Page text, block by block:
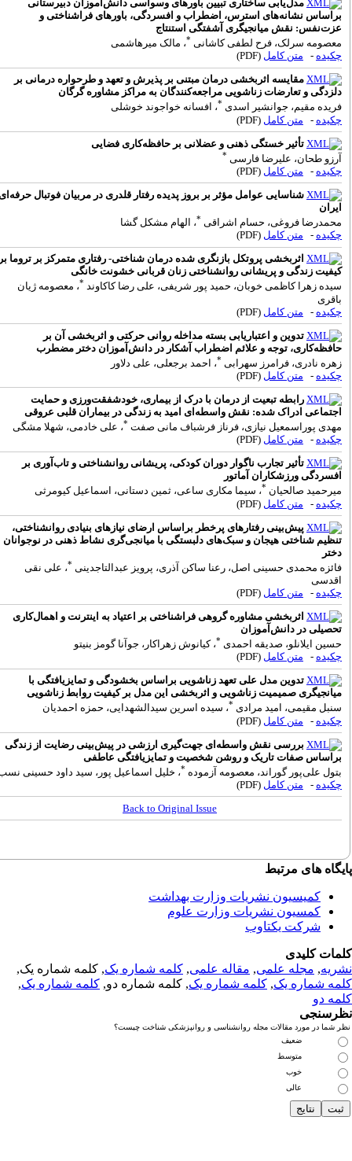
مدل‌یابی ساختاری تبیین باورهای وسواسی دانش‌آموزان دبیرستانی
براساس نشانه‌های استرس، اضطراب و افسردگی، باورهای فراشناختی و
عزت‌نفس: نقش میانجیگری آشفتگی استنتاج
معصومه سرلک، فرح لطفی کاشانی ، مالک میرهاشمی
چکیده - متن کامل(PDF)
مقایسه اثربخشی درمان مبتنی بر پذیرش و تعهد و طرحواره درمانی بر
دلزدگی و تعارضات زناشویی مراجعه‌کنندگان به مراکز مشاوره گرگان
فریده مقیم، جوانشیر اسدی ، افسانه خواجوند خوشلی
چکیده - متن کامل(PDF)
تأثیر خستگی ذهنی و عضلانی بر حافظه‌کاری فضایی
آرزو طحان، علیرضا فارسی
چکیده - متن کامل(PDF)
شناسایی عوامل مؤثر بر بروز پدیده رفتار قلدری در مربیان فوتبال حرفه‌ای
ایران
محمدرضا فروغی، حسام اشراقی ، الهام مشکل گشا
چکیده - متن کامل(PDF)
اثربخشی پروتکل بازنگری شده درمان شناختی- رفتاری متمرکز بر تروما بر
کیفیت زندگی و پریشانی روانشناختی زنان قربانی خشونت خانگی
سیده زهرا کاظمی خوبان، حمید پور شریفی، علی رضا کاکاوند ، معصومه ژیان
باقری
چکیده - متن کامل(PDF)
تدوین و اعتباریابی بسته مداخله روانی حرکتی و اثربخشی آن بر
حافظه‌کاری، توجه و علائم اضطراب آشکار در دانش‌آموزان دختر مضطرب
زهره نادری، فرامرز سهرابی ، احمد برجعلی، علی دلاور
چکیده - متن کامل(PDF)
رابطه تبعیت از درمان با درک از بیماری، خودشفقت‌ورزی و حمایت
اجتماعی ادراک شده: نقش واسطه‌ای امید به زندگی در بیماران قلبی عروقی
مهدی پوراسمعیل نیازی، فرناز فرشباف مانی صفت ، علی خادمی، شهلا مشگی
چکیده - متن کامل(PDF)
تأثیر تجارب ناگوار دوران کودکی، پریشانی روانشناختی و تاب‌آوری بر
افسردگی ورزشکاران آماتور
میرحمید صالحیان ، سیما مکاری ساعی، ثمین دستانی، اسماعیل کیومرثی
چکیده - متن کامل(PDF)
پیش‌بینی رفتارهای پرخطر براساس ارضای نیازهای بنیادی روانشناختی،
تنظیم شناختی هیجان و سبک‌های دلبستگی با میانجی‌گری نشاط ذهنی در نوجوانان
دختر
فائزه محمدی حسینی اصل، رعنا ساکن آذری، پرویز عبدالتاجدینی ، علی نقی
اقدسی
چکیده - متن کامل(PDF)
اثربخشی مشاوره گروهی فراشناختی بر اعتیاد به اینترنت و اهمال‌کاری
تحصیلی در دانش‌آموزان
حسین ایلانلو، صدیقه احمدی ، کیانوش زهراکار، جوآنا گومز بنیتو
چکیده - متن کامل(PDF)
تدوین مدل علی تعهد زناشویی براساس بخشودگی و تمایزیافتگی با
میانجیگری صمیمیت زناشویی و اثربخشی این مدل بر کیفیت روابط زناشویی
سنبل مقیمی، امید مرادی ، سیده اسرین سیدالشهدایی، حمزه احمدیان
چکیده - متن کامل(PDF)
بررسی نقش واسطه‌ای جهت‌گیری ارزشی در پیش‌بینی رضایت از زندگی
براساس صفات تاریک و روشن شخصیت و تمایزیافتگی عاطفی
بتول علی‌پور گوراند، معصومه آزموده ، خلیل اسماعیل پور، سید داود حسینی نسب
چکیده - متن کامل(PDF)
Back to Original Issue
های مرتبط
کمیسیون نشریات وزارت بهداشت
کمسیون نشریات وزارت علوم
شرکت یکتاوب
کلیدی
,مجله علمی, مقاله علمی, کلمه شماره یک, کلمه شماره یک,
شماره یک,کلمه شماره یک, کلمه شماره دو,کلمه شماره یک,
دو
شما در مورد مقالات مجله روانشناسی و روانپزشکی شناخت چیست؟
ضعیف
متوسط
خوب
عالی